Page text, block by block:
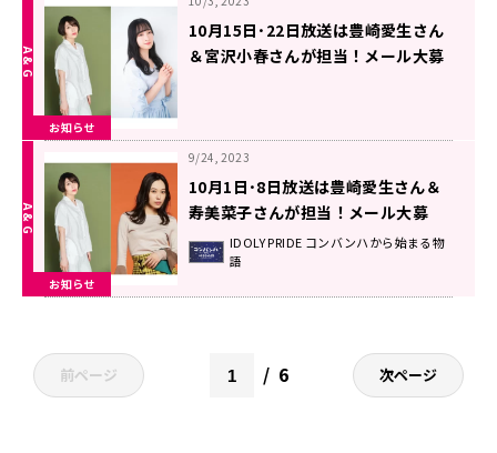
お知らせ
10月15日･22日放送は豊崎愛生さん
＆宮沢小春さんが担当！メール大募
お知らせ
9/24, 2023
10月1日･8日放送は豊崎愛生さん＆
寿美菜子さんが担当！メール大募
集！！ 『IDOLY PRIDEコンバンハか
ら始まる物語』
IDOLY PRIDE コンバンハから始まる物
語
前ページ 6 次ページ